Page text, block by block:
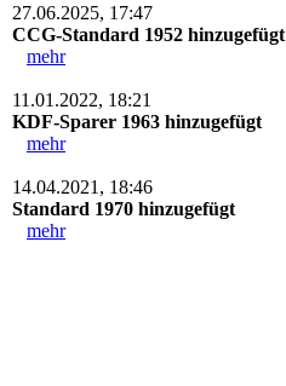
27.06.2025, 17:47
CCG-Standard 1952 hinzugefügt
mehr
11.01.2022, 18:21
KDF-Sparer 1963 hinzugefügt
mehr
14.04.2021, 18:46
Standard 1970 hinzugefügt
mehr